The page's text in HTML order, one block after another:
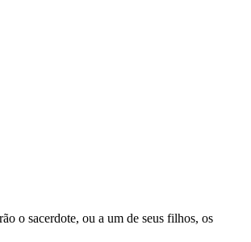
o sacerdote, ou a um de seus filhos, os